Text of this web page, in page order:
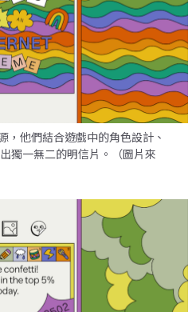
，他們結合遊戲中的角色設計、
獨一無二的明信片。（圖片來